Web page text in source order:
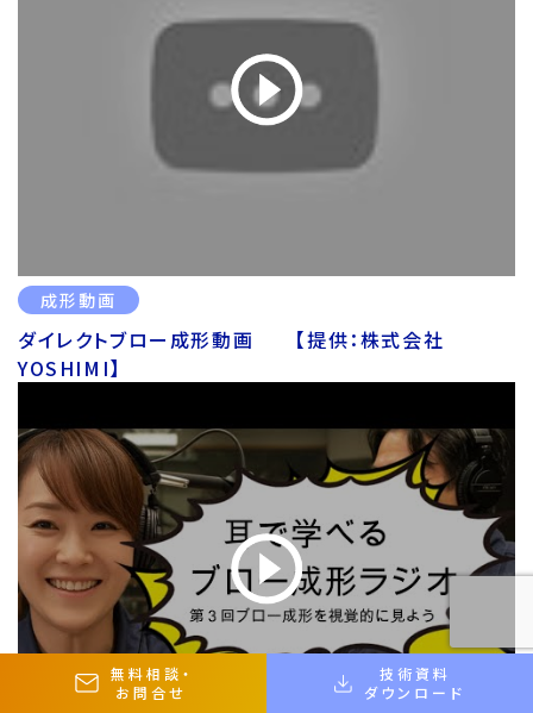
成形動画
ダイレクトブロー成形動画 【提供：株式会社
YOSHIMI】
無料相談 ・
お問合せ
技術資料
ダウンロード